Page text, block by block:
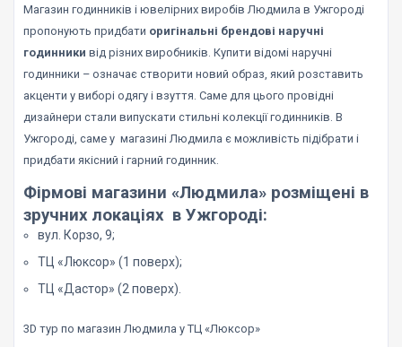
Магазин годинників і ювелірних виробів Людмила в Ужгороді
пропонують придбати оригінальні брендові наручні
годинники від різних виробників. Купити відомі наручні
годинники – означає створити новий образ, який розставить
акценти у виборі одягу і взуття. Саме для цього провідні
дизайнери стали випускати стильні колекції годинників. В
Ужгороді, саме у магазині Людмила є можливість підібрати і
придбати якісний і гарний годинник.
Фірмові магазини «Людмила» розміщені в
зручних локаціях в Ужгороді:
вул. Корзо, 9;
ТЦ «Люксор» (1 поверх);
ТЦ «Дастор» (2 поверх).
3D тур по магазин Людмила у ТЦ «Люксор»